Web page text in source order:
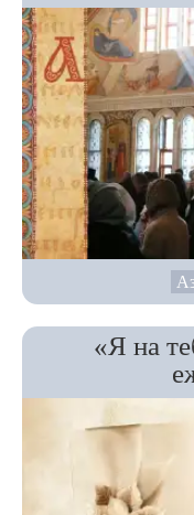
«Я на